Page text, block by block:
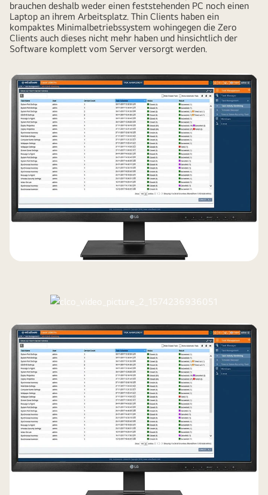
brauchen deshalb weder einen feststehenden PC noch einen
Laptop an ihrem Arbeitsplatz. Thin Clients haben ein
kompaktes Minimalbetriebssystem wohingegen die Zero
Clients auch dieses nicht mehr haben und hinsichtlich der
Software komplett vom Server versorgt werden.
Video ansehen